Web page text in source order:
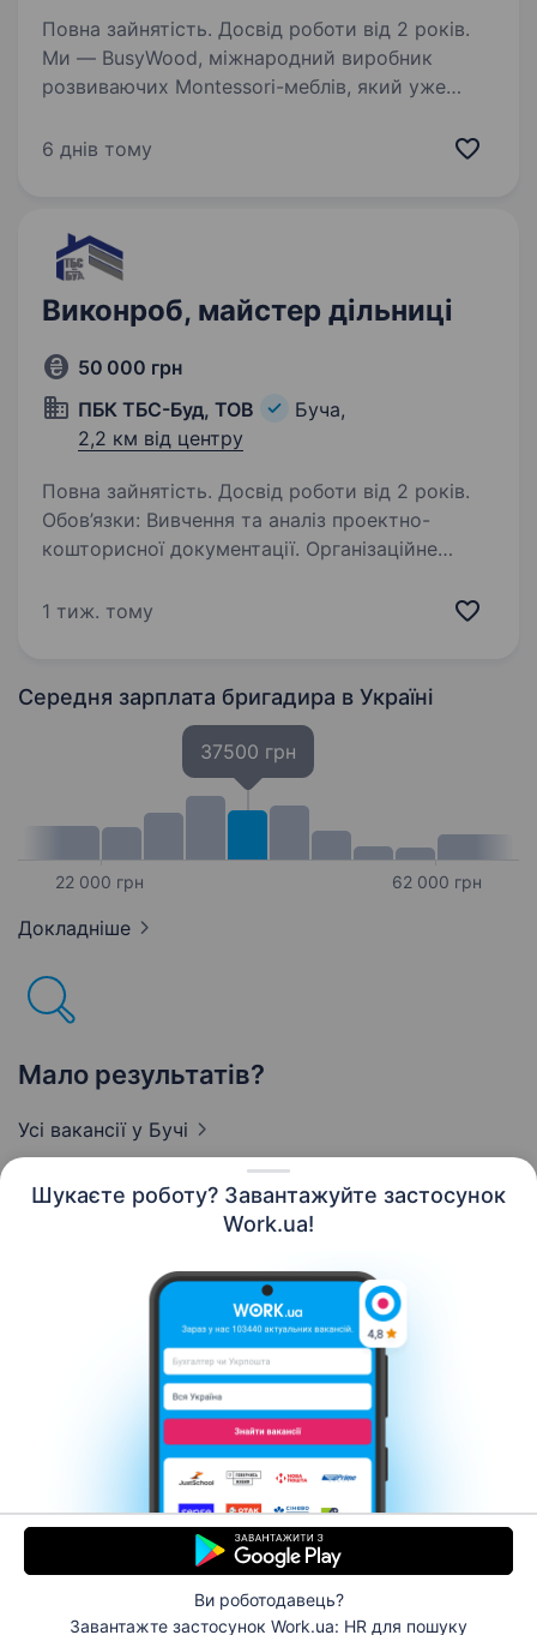
Шукаєте роботу? Завантажуйте застосунок
Work.ua!
Ви роботодавець?
Завантажте застосунок Work.ua: HR для пошуку
Повна зайнятість. Досвід роботи від 2 років.
Ми — BusyWood, міжнародний виробник
розвиваючих Montessori-меблів, який уже
Наші меблі обирають і цінують сім'ї у США та
6 днів тому
Виконроб, майстер дільниці
50 000 грн
ПБК ТБС-Буд, ТОВ
Буча,
2,2 км від центру
Повна зайнятість. Досвід роботи від 2 років.
Обов’язки: Вивчення та аналіз проектно-
кошторисної документації. Організаційне
на об'єктах. Контроль термінів, технологічної
1 тиж. тому
Середня зарплата бригадира в Україні
22 000 грн
37500 грн
62 000 грн
Докладніше
Мало результатів?
Усі вакансії у Бучі
Контакти Про нас
Кар’єра
Допомога Умови використання
© 2006–2026 Work.ua. Сервіс пошуку роботи №1 в